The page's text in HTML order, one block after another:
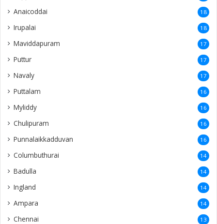
Anaicoddai 18
Irupalai 18
Maviddapuram 17
Puttur 17
Navaly 17
Puttalam 16
Myliddy 16
Chulipuram 16
Punnalaikkadduvan 16
Columbuthurai 14
Badulla 14
Ingland 14
Ampara 14
Chennai 13